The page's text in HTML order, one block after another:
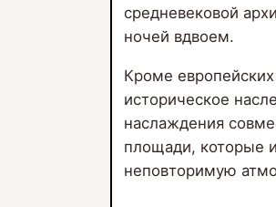
средневековой
ночей вдвоем.
Кроме
историческое
наслаждения
площади, которые
неповторимую